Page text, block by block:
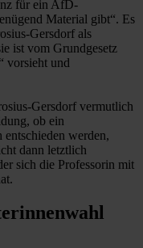
für ein AfD-
Material gibt“. Es
Gersdorf als
ist vom Grundgesetz
vorsieht und
Gersdorf vermutlich
ob ein
werden,
dann letztlich
sich die Professorin mit